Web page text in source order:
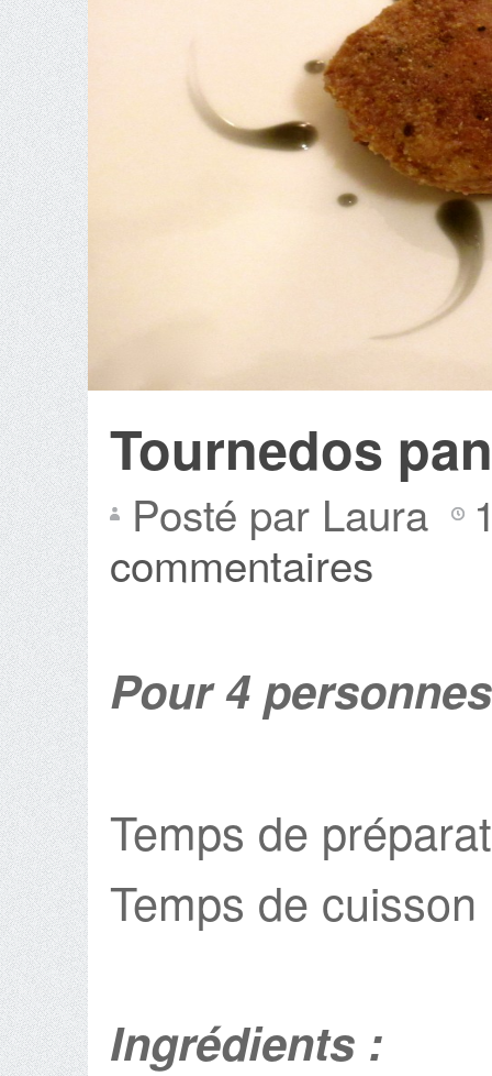
Tournedos
Posté par Laura
commentaires
Pour 4 personnes
Temps de
Temps de
Ingrédients :